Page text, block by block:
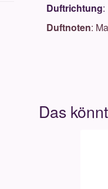
Duftrichtung:
Duftnoten: